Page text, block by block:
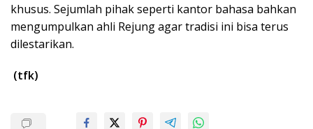
khusus. Sejumlah pihak seperti kantor bahasa bahkan
mengumpulkan ahli Rejung agar tradisi ini bisa terus
dilestarikan.
(tfk)